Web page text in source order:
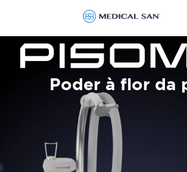
Poder à flor da